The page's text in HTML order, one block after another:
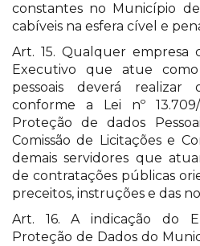
constantes no Município
cabíveis na esfera cível e
Art. 15. Qualquer empresa
Executivo que atue
pessoais deverá
conforme a Lei nº
Proteção de dados
Comissão de Licitações e
demais servidores que
de contratações públicas
preceitos, instruções e das
Art. 16. A indicação do
Proteção de Dados do